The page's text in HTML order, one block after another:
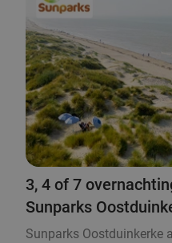
3, 4 of 7
Sunparks
Sunparks Oostduinkerke